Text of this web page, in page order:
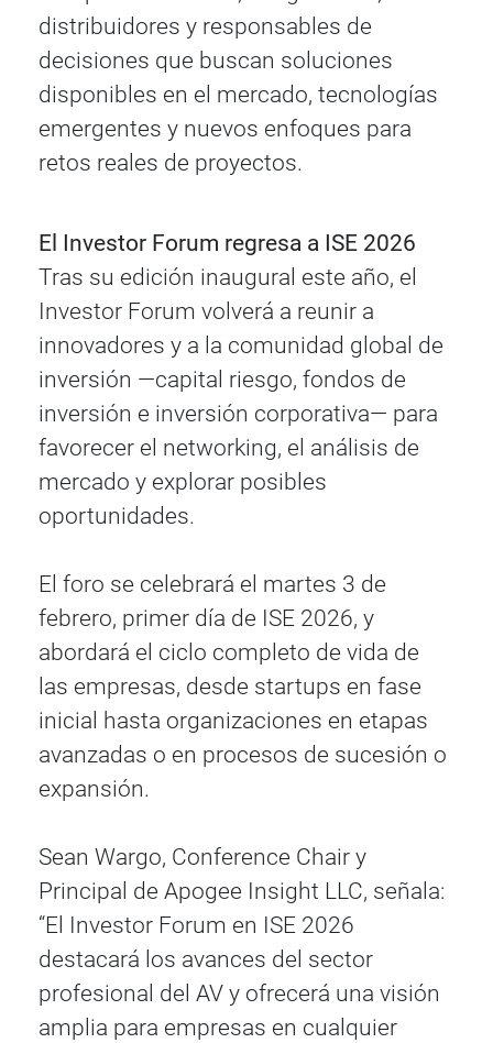
distribuidores y responsables de
decisiones que buscan soluciones
disponibles en el mercado, tecnologías
emergentes y nuevos enfoques para
retos reales de proyectos.
El Investor Forum regresa a ISE 2026
Tras su edición inaugural este año, el
Investor Forum volverá a reunir a
innovadores y a la comunidad global de
inversión —capital riesgo, fondos de
inversión e inversión corporativa— para
favorecer el networking, el análisis de
mercado y explorar posibles
oportunidades.
El foro se celebrará el martes 3 de
febrero, primer día de ISE 2026, y
abordará el ciclo completo de vida de
las empresas, desde startups en fase
inicial hasta organizaciones en etapas
avanzadas o en procesos de sucesión o
expansión.
Sean Wargo, Conference Chair y
Principal de Apogee Insight LLC, señala:
“El Investor Forum en ISE 2026
destacará los avances del sector
profesional del AV y ofrecerá una visión
amplia para empresas en cualquier